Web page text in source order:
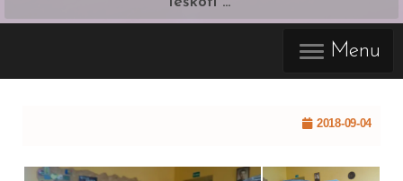
Menu
2018-09-04